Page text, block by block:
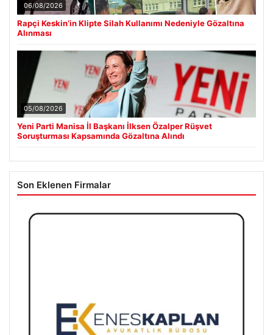
06/08/2026
Rapçi Keskin’in Klipte Silah Kullanımı Nedeniyle Gözaltına
Alınması
05/08/2026
Yeni Parti Manisa İl Başkanı İlksen Özalper Rüşvet
Soruşturması Kapsamında Gözaltına Alındı
Son Eklenen Firmalar